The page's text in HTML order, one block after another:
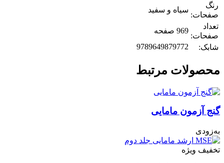
رنگ
صفحات:
سیاه و سفید
تعداد
صفحات:
969 صفحه
شابک:
9789649879772
محصولات مرتبط
گنج آزمون مامایی
به‌زودی
تخفیف ویژه